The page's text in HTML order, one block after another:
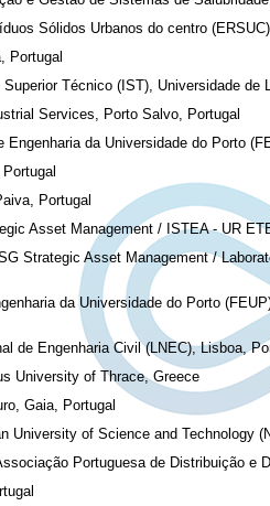
Sólidos Urbanos do centro
Portugal
Superior Técnico (IST), Universidade de
Services, Porto Salvo, Portugal
Engenharia da Universidade do Porto
Portugal
Asset Management / ISTEA - UR
Strategic Asset Management /
da Universidade do Porto
de Engenharia Civil (LNEC), Lisboa,
University of Thrace, Greece
Gaia, Portugal
University of Science and Technology
Portuguesa de Distribuição e